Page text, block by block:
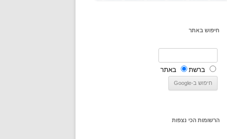
חיפוש באתר
ברשת באתר
הרשומות הכי נצפות